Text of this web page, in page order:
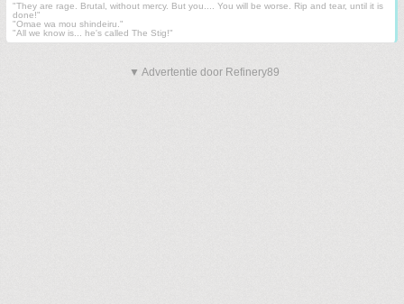
"They are rage. Brutal, without mercy. But you.... You will be worse. Rip and tear, until it is
done!"
"Omae wa mou shindeiru."
"All we know is... he's called The Stig!"
▼ Advertentie door Refinery89